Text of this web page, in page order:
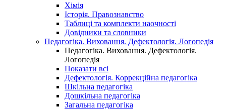
Хімія
Історія. Правознавство
Таблиці та комплекти наочності
Довідники та словники
Педагогіка. Виховання. Дефектологія. Логопедія
Педагогіка. Виховання. Дефектологія.
Логопедія
Показати всі
Дефектологія. Коррекційна педагогіка
Шкільна педагогіка
Дошкільна педагогіка
Загальна педагогіка